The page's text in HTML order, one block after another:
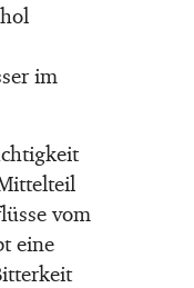
im
vom
eine